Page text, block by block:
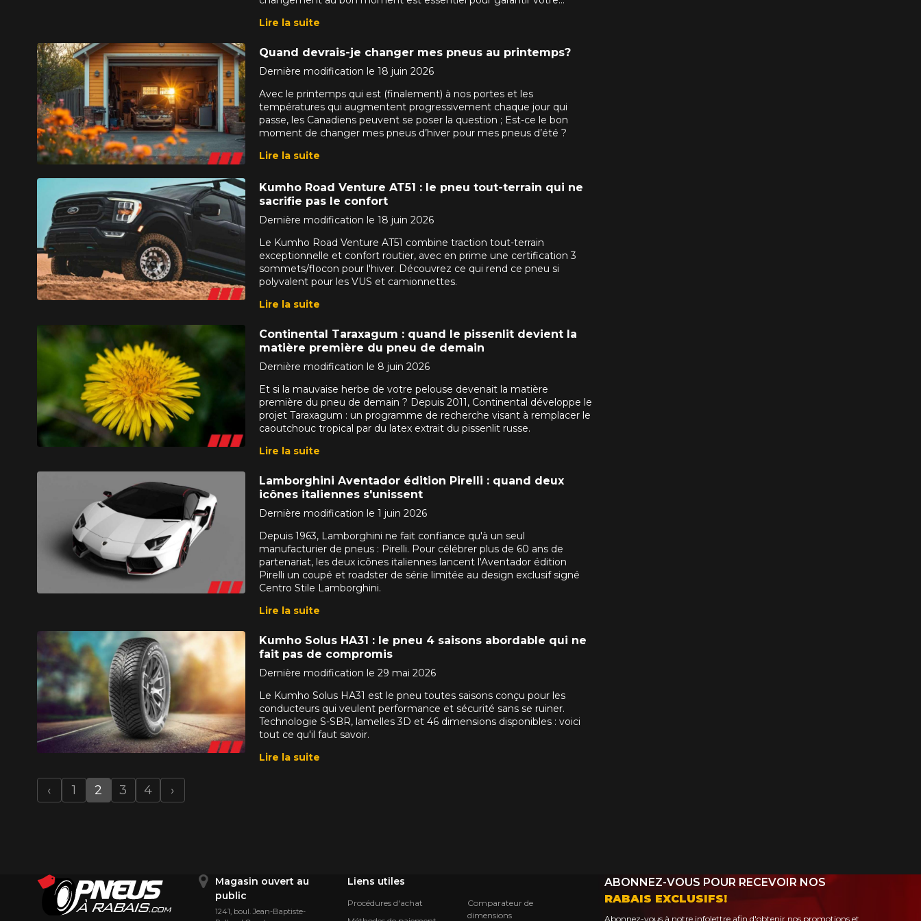
Lire la suite
Quand devrais-je changer mes pneus au printemps?
Dernière modification le 18 juin 2026
Avec le printemps qui est (finalement) à nos portes et les
températures qui augmentent progressivement chaque jour qui
passe, les Canadiens peuvent se poser la question ; Est-ce le bon
moment de changer mes pneus d’hiver pour mes pneus d’été ?
Lire la suite
Kumho Road Venture AT51 : le pneu tout-terrain qui ne
sacrifie pas le confort
Dernière modification le 18 juin 2026
Le Kumho Road Venture AT51 combine traction tout-terrain
exceptionnelle et confort routier, avec en prime une certification 3
sommets/flocon pour l'hiver. Découvrez ce qui rend ce pneu si
polyvalent pour les VUS et camionnettes.
Lire la suite
Continental Taraxagum : quand le pissenlit devient la
matière première du pneu de demain
Dernière modification le 8 juin 2026
Et si la mauvaise herbe de votre pelouse devenait la matière
première du pneu de demain ? Depuis 2011, Continental développe le
projet Taraxagum : un programme de recherche visant à remplacer le
caoutchouc tropical par du latex extrait du pissenlit russe.
Lire la suite
Lamborghini Aventador édition Pirelli : quand deux
icônes italiennes s'unissent
Dernière modification le 1 juin 2026
Depuis 1963, Lamborghini ne fait confiance qu'à un seul
manufacturier de pneus : Pirelli. Pour célébrer plus de 60 ans de
partenariat, les deux icônes italiennes lancent l'Aventador édition
Pirelli un coupé et roadster de série limitée au design exclusif signé
Centro Stile Lamborghini.
Lire la suite
Kumho Solus HA31 : le pneu 4 saisons abordable qui ne
fait pas de compromis
Dernière modification le 29 mai 2026
Le Kumho Solus HA31 est le pneu toutes saisons conçu pour les
conducteurs qui veulent performance et sécurité sans se ruiner.
Technologie S-SBR, lamelles 3D et 46 dimensions disponibles : voici
tout ce qu'il faut savoir.
Lire la suite
Previous
‹ 1 2 3 4 Next
›
Magasin ouvert au
public
1241, boul. Jean-Baptiste-
Liens utiles
Procédures d'achat
Comparateur de
dimensions
ABONNEZ-VOUS POUR RECEVOIR NOS
RABAIS EXCLUSIFS!
Abonnez-vous à notre infolettre afin d'obtenir nos promotions et
VOICI LES DIMENSIONS POUR VOTRE VÉHICULE
Que magasinez-vous?
Malheureusement, aucun résultat ne convenant parfaitement à votre recherche n'est disponible en ligne
présentement. Nous aimerions vous aider à trouver le produit qu'il vous faut. N'hésitez pas à contacter notre
1-866-220-8025
*Attention cette dimension représente une possibilité d'équipement pour votre véhicule, vous devez vérifier l'exactitude de l'information sur votre
véhicule directement avant de commander.